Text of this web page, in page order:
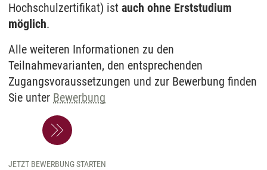
Hochschulzertifikat) ist auch ohne Erststudium
möglich.
Alle weiteren Informationen zu den
Teilnahmevarianten, den entsprechenden
Zugangsvoraussetzungen und zur Bewerbung finden
Sie unter Bewerbung
JETZT BEWERBUNG STARTEN